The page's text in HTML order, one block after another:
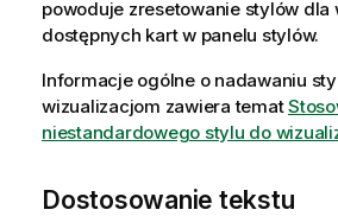
powoduje zresetowanie stylów dla
dostępnych kart w panelu stylów.
Informacje ogólne o nadawaniu
wizualizacjom zawiera temat
niestandardowego stylu do
Dostosowanie tekstu